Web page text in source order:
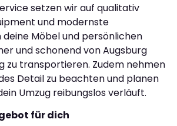
setzen wir auf qualitativ
und modernste
deine Möbel und persönlichen
und schonend von Augsburg
zu transportieren. Zudem nehmen
Detail zu beachten und planen
Umzug reibungslos verläuft.
für dich